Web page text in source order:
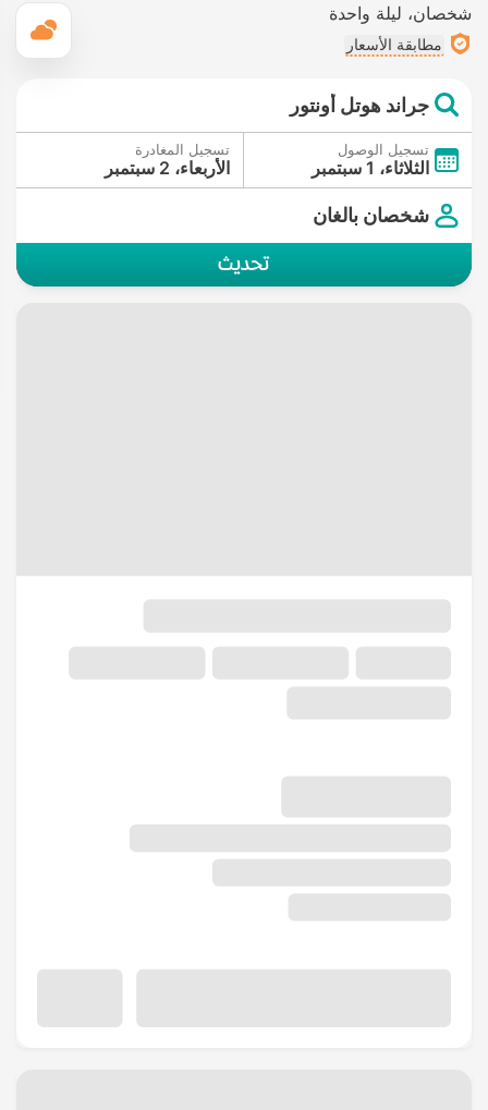
شخصان ليلة واحدة
مطابقة الأسعار
جراند هوتل أونتور
تسجيل الوصول
الثلاثاء، 1 سبتمبر
تسجيل المغادرة
الأربعاء، 2 سبتمبر
شخصان بالغان
تحديث